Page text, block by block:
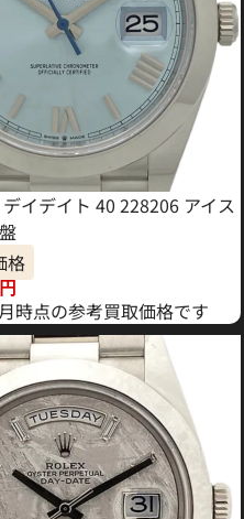
イデイト 40 228206 アイス
格
円
時点の参考買取価格です